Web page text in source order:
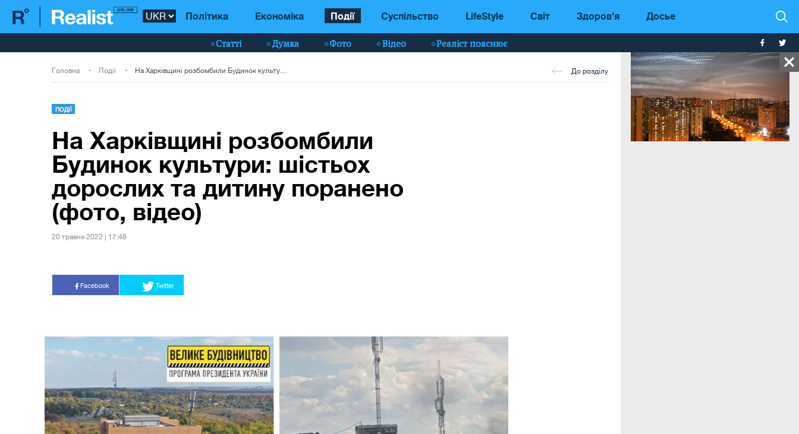
Політика Економіка Події Суспільство LifeStyle Світ Здоров'я Досье
Статті Думка Фото Відео Реаліст пояснює
Головна Події До розділу
ПОДІЇ
На Харківщині розбомбили
Будинок культури: шістьох
дорослих та дитину поранено
(фото, відео)
20 травня 2022 | 17:46
Facebook Twitter